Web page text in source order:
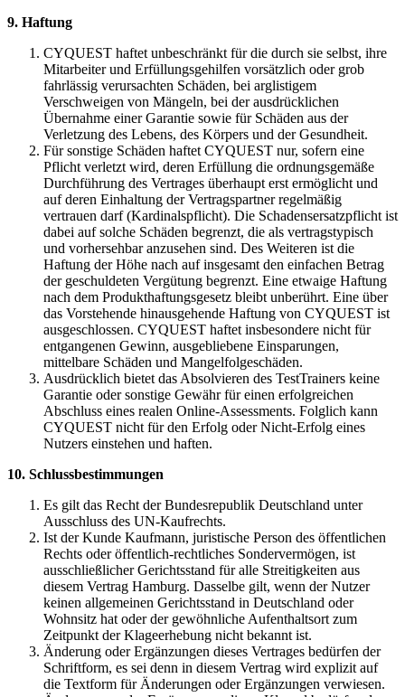
9. Haftung
CYQUEST haftet unbeschränkt für die durch sie selbst, ihre
Mitarbeiter und Erfüllungsgehilfen vorsätzlich oder grob
fahrlässig verursachten Schäden, bei arglistigem
Verschweigen von Mängeln, bei der ausdrücklichen
Übernahme einer Garantie sowie für Schäden aus der
Verletzung des Lebens, des Körpers und der Gesundheit.
Für sonstige Schäden haftet CYQUEST nur, sofern eine
Pflicht verletzt wird, deren Erfüllung die ordnungsgemäße
Durchführung des Vertrages überhaupt erst ermöglicht und
auf deren Einhaltung der Vertragspartner regelmäßig
vertrauen darf (Kardinalspflicht). Die Schadensersatzpflicht ist
dabei auf solche Schäden begrenzt, die als vertragstypisch
und vorhersehbar anzusehen sind. Des Weiteren ist die
Haftung der Höhe nach auf insgesamt den einfachen Betrag
der geschuldeten Vergütung begrenzt. Eine etwaige Haftung
nach dem Produkthaftungsgesetz bleibt unberührt. Eine über
das Vorstehende hinausgehende Haftung von CYQUEST ist
ausgeschlossen. CYQUEST haftet insbesondere nicht für
entgangenen Gewinn, ausgebliebene Einsparungen,
mittelbare Schäden und Mangelfolgeschäden.
Ausdrücklich bietet das Absolvieren des TestTrainers keine
Garantie oder sonstige Gewähr für einen erfolgreichen
Abschluss eines realen Online-Assessments. Folglich kann
CYQUEST nicht für den Erfolg oder Nicht-Erfolg eines
Nutzers einstehen und haften.
10. Schlussbestimmungen
Es gilt das Recht der Bundesrepublik Deutschland unter
Ausschluss des UN-Kaufrechts.
Ist der Kunde Kaufmann, juristische Person des öffentlichen
Rechts oder öffentlich-rechtliches Sondervermögen, ist
ausschließlicher Gerichtsstand für alle Streitigkeiten aus
diesem Vertrag Hamburg. Dasselbe gilt, wenn der Nutzer
keinen allgemeinen Gerichtsstand in Deutschland oder
Wohnsitz hat oder der gewöhnliche Aufenthaltsort zum
Zeitpunkt der Klageerhebung nicht bekannt ist.
Änderung oder Ergänzungen dieses Vertrages bedürfen der
Schriftform, es sei denn in diesem Vertrag wird explizit auf
die Textform für Änderungen oder Ergänzungen verwiesen.